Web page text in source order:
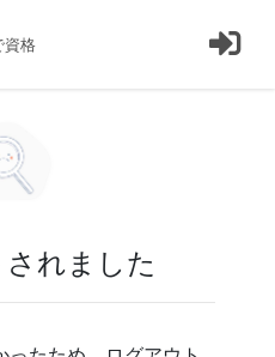
資格
れました